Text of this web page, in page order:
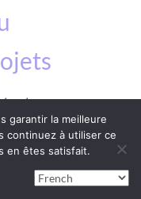
est un
valeur des
en
retour sur
garantir la meilleure
continuez à utiliser ce
en êtes satisfait.